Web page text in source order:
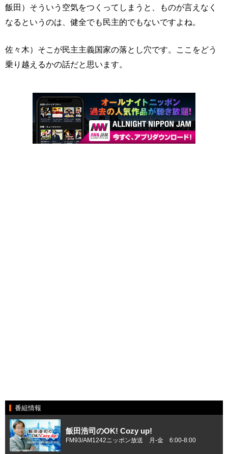
飯田）そういう空気をつくってしまうと、ものが言えなく
なるというのは、健全でも民主的でもないですよね。
佐々木）そこが民主主義国家の落とし穴です。ここをどう
乗り越えるかの話だと思います。
番組情報
飯田浩司のOK! Cozy up!
FM93/AM1242ニッポン放送 月-金 6:00-8:00